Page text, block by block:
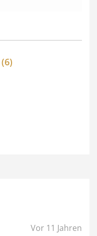
(6)
Vor 11 Jahren